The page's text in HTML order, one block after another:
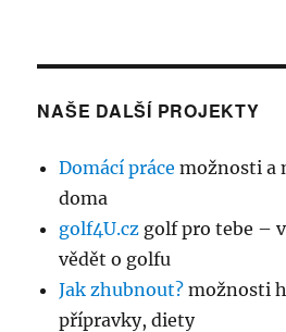
NAŠE DALŠÍ PROJEKTY
Domácí práce možnosti a
doma
golf4U.cz golf pro tebe –
vědět o golfu
Jak zhubnout? možnosti
přípravky, diety